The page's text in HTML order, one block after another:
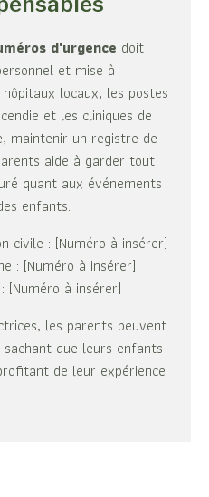
d'urgence doit
et mise à
locaux, les postes
et les cliniques de
maintenir un registre de
aide à garder tout
quant aux événements
enfants.
civile : [Numéro à insérer]
: [Numéro à insérer]
[Numéro à insérer]
les parents peuvent
que leurs enfants
de leur expérience